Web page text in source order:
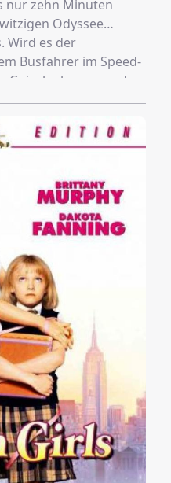
nur zehn Minuten
Odyssee
Wird es der
Busfahrer im Speed-
Geiselnehmern und
Freund gelingen,